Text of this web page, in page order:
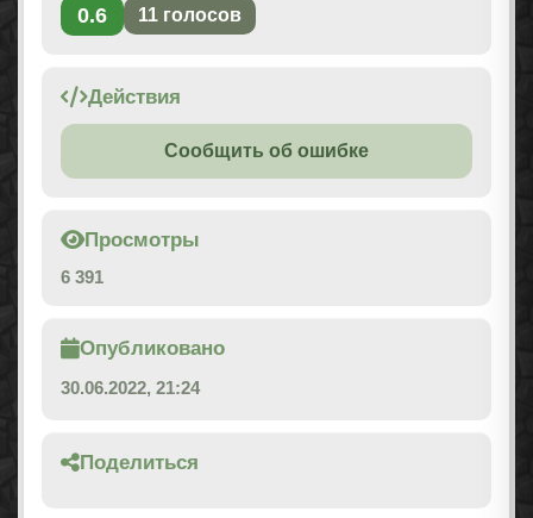
0.6 11 голосов
Действия
Сообщить об ошибке
Просмотры
6 391
Опубликовано
30.06.2022, 21:24
Поделиться